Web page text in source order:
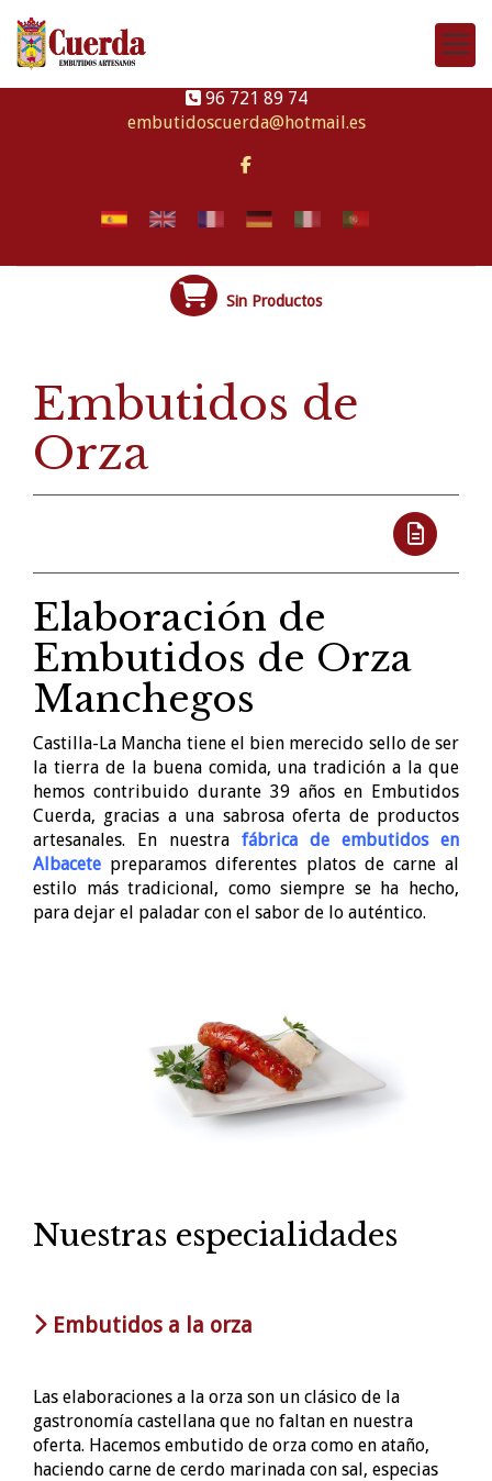
96 721 89 74
embutidoscuerda
hotmail.es
Sin Productos
Embutidos de
Orza
Elaboración de
Embutidos de Orza
Manchegos
Castilla-La Mancha tiene el bien merecido sello de ser
la tierra de la buena comida, una tradición a la que
hemos contribuido durante 39 años en Embutidos
Cuerda, gracias a una sabrosa oferta de productos
artesanales. En nuestra fábrica de embutidos en
Albacete preparamos diferentes platos de carne al
estilo más tradicional, como siempre se ha hecho,
para dejar el paladar con el sabor de lo auténtico.
Nuestras especialidades
Embutidos a la orza
Las elaboraciones a la orza son un clásico de la
gastronomía castellana que no faltan en nuestra
oferta. Hacemos embutido de orza como en ataño,
haciendo carne de cerdo marinada con sal, especias